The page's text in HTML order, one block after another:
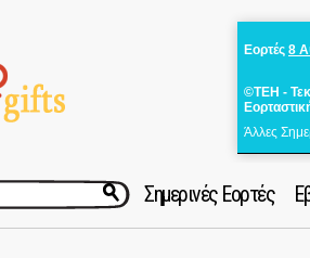
Εορτές 8
©ΤΕΗ -
Άλλες
Σημερινές Εορτές